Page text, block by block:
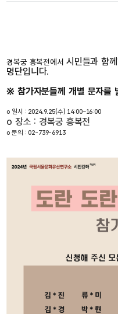
경복궁 흥복전에서 시민들과 함
명단입니다.
※ 참가자분들께 개별 문자를
o 일시 : 2024.9.25(수) 14:00~16:00
o 장소 : 경복궁 흥복전
o 문의 : 02-739-6913